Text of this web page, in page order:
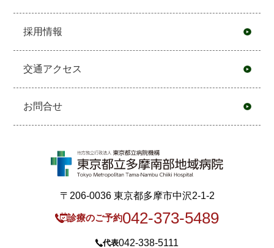
採用情報
交通アクセス
お問合せ
〒206-0036 東京都多摩市中沢2-1-2
診療のご予約042-373-5489
代表042-338-5111